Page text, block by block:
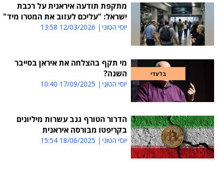
מתקפת תודעה איראנית על רכבת
ישראל: "עליכם לעזוב את המטרו מיד"
יוסי הטוני 12/03/2026 13:58
בלעדי
מי תקף בהצלחה את איראן בסייבר
השנה?
יוסי הטוני 17/09/2025 10:40
הדרור הטורף גנב עשרות מיליונים
בקריפטו מבורסה איראנית
יוסי הטוני 18/06/2025 15:54